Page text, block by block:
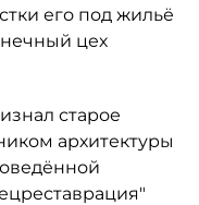
его под жильё
цех
старое
архитектуры